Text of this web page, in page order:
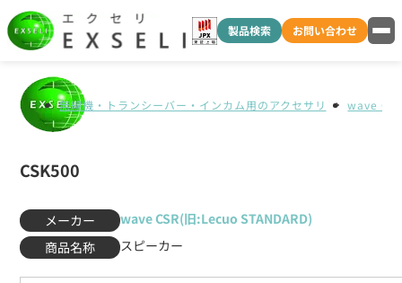
製品検索 お問い合わせ
無線機・トランシーバー・インカム用のアクセサリ wave
CSK500
メーカー
wave CSR(旧:Lecuo STANDARD)
商品名称
スピーカー